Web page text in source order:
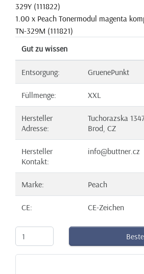
329Y (111822)
1.00 x Peach Tonermodul magenta
TN-329M (111821)
Gut zu wissen
Entsorgung: GruenePunkt
Füllmenge: XXL
Hersteller
Adresse:
Tuchorazska
Brod, CZ
Hersteller
Kontakt:
info@buttner.cz
Marke: Peach
CE: CE-Zeichen